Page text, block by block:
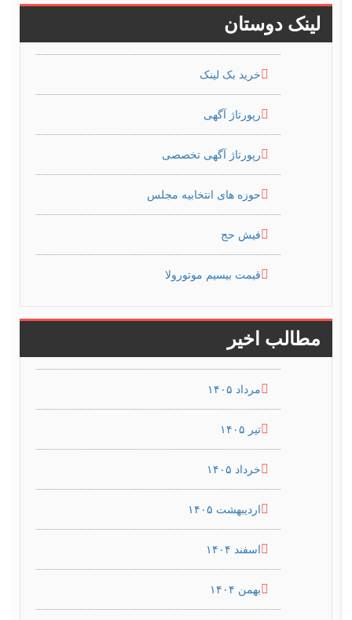
لینک دوستان
خرید بک لینک
رپورتاژ آگهی
رپورتاژ آگهی تخصصی
حوزه های انتخابیه مجلس
فیش حج
قیمت بیسیم موتورولا
مطالب اخیر
مرداد ۱۴۰۵
تیر ۱۴۰۵
خرداد ۱۴۰۵
اردیبهشت ۱۴۰۵
اسفند ۱۴۰۴
بهمن ۱۴۰۴